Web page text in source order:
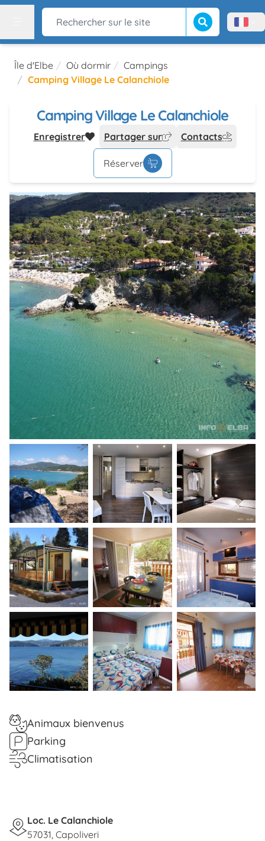
Rechercher sur le site Lancer la Menù
Île d'Elbe Où dormir
Campings
Camping Village Le Calanchiole
Camping Village Le Calanchiole
Enregistrer Partager sur Contacts
Réserver
Animaux bienvenus
Parking
Climatisation
Loc. Le Calanchiole
57031, Capoliveri